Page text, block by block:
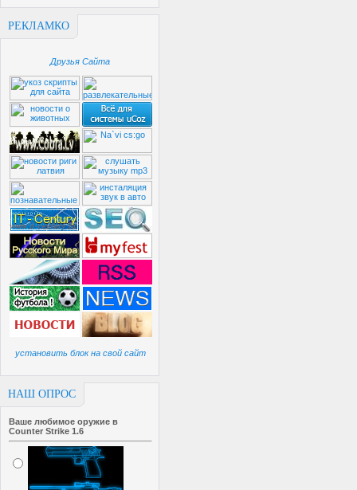
РЕКЛАМКО
Друзья Сайта
установить блок на свой сайт
НАШ ОПРОС
Ваше любимое оружие в
Counter Strike 1.6